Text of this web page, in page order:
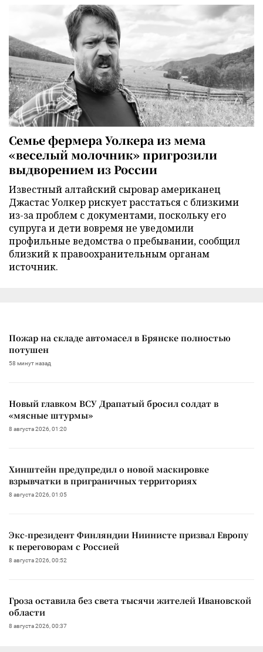
Семье фермера Уолкера из мема
«веселый молочник» пригрозили
выдворением из России
Известный алтайский сыровар американец
Джастас Уолкер рискует расстаться с близкими
из-за проблем с документами, поскольку его
супруга и дети вовремя не уведомили
профильные ведомства о пребывании, сообщил
близкий к правоохранительным органам
источник.
Пожар на складе автомасел в Брянске полностью
потушен
58 минут назад
Новый главком ВСУ Драпатый бросил солдат в
«мясные штурмы»
8 августа 2026, 01:20
Хинштейн предупредил о новой маскировке
взрывчатки в приграничных территориях
8 августа 2026, 01:05
Экс-президент Финляндии Ниинисте призвал Европу
к переговорам с Россией
8 августа 2026, 00:52
Гроза оставила без света тысячи жителей Ивановской
области
8 августа 2026, 00:37